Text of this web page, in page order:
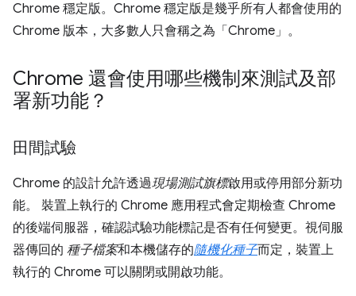
Chrome 穩定版。Chrome 穩定版是幾乎所有人都會使用的
Chrome 版本，大多數人只會稱之為「Chrome」。
Chrome 還會使用哪些機制來測試及部
署新功能？
田間試驗
Chrome 的設計允許透過現場測試旗標啟用或停用部分新功
能。 裝置上執行的 Chrome 應用程式會定期檢查 Chrome
的後端伺服器，確認試驗功能標記是否有任何變更。視伺服
器傳回的 種子檔案和本機儲存的隨機化種子而定，裝置上
執行的 Chrome 可以關閉或開啟功能。